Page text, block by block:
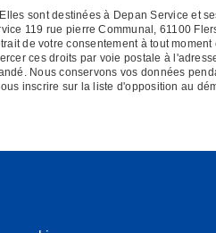
sont destinées à Depan Service et
119 rue pierre Communal, 61100
de votre consentement à tout moment
ces droits par voie postale à
Nous conservons vos données
inscrire sur la liste d'opposition au